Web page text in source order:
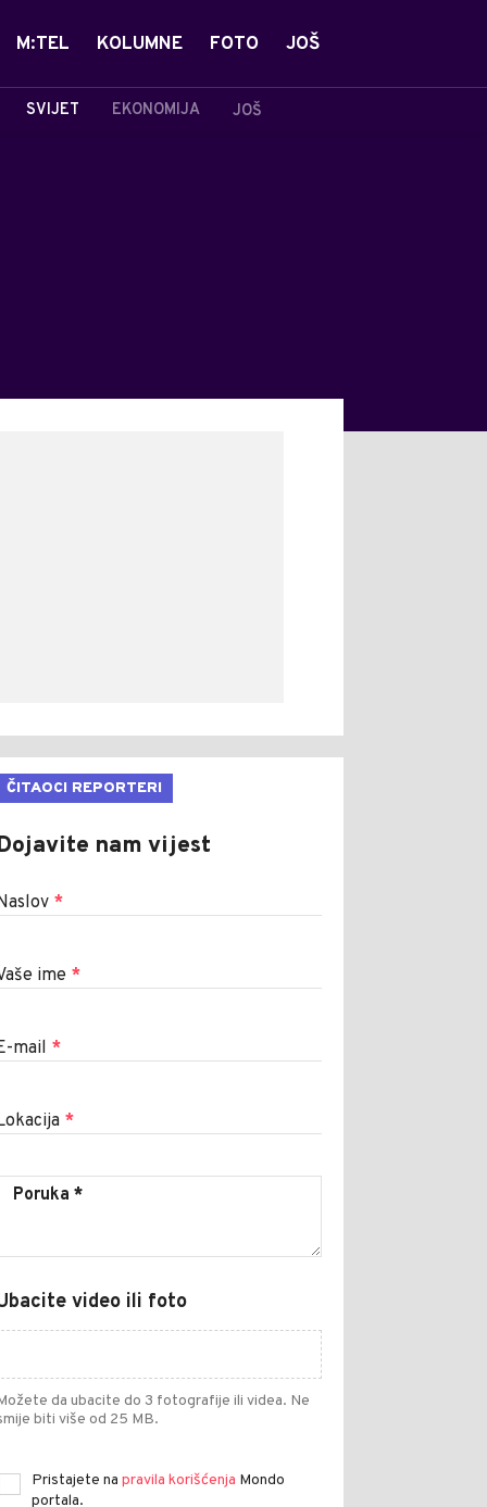
SVIJET EKONOMIJA JOŠ
M:TEL KOLUMNE FOTO JOŠ
ČITAOCI REPORTERI
nam vijest
*
ime *
mail *
*
video ili foto
da ubacite do 3 fotografije ili videa. Ne
biti više od 25 MB.
Pristajete na pravila korišćenja Mondo
portala.